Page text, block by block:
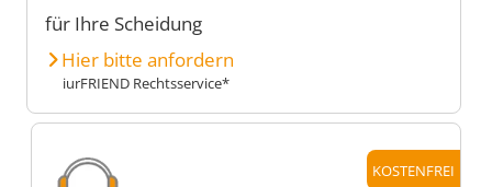
für Ihre Scheidung
Hier bitte anfordern
iurFRIEND Rechtsservice*
KOSTENFREI